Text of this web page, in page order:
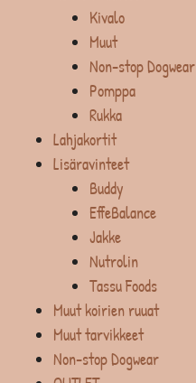
Kivalo
Muut
Non-stop Dogwear
Pomppa
Rukka
Lahjakortit
Lisäravinteet
Buddy
EffeBalance
Jakke
Nutrolin
Tassu Foods
Muut koirien ruuat
Muut tarvikkeet
Non-stop Dogwear